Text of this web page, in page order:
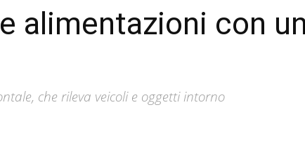
alimentazioni con
che rileva veicoli e oggetti intorno